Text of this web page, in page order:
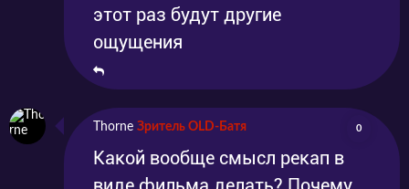
этот раз будут другие
ощущения
Thorne Зритель OLD-Батя 0
Какой вообще смысл рекап в